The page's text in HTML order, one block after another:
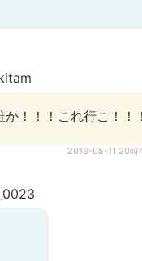
！！！これ行こ！！！
2016-05-11 20時